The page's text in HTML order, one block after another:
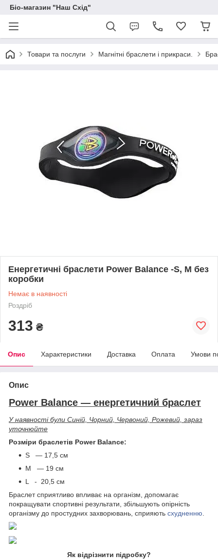
Біо-магазин "Наш Схід"
Товари та послуги Магнітні браслети і прикраси.
Енергетичні браслети Power Balance -S, М без
коробки
Немає в наявності
Роздріб
313 ₴
Опис Характеристики Доставка Оплата Умови
Опис
Power Balance — енергетичний браслет
У наявності були Синій, Чорний, Червоний, Рожевий, зараз
уточнюйте
Розміри браслетів Power Balance:
S — 17,5 см
M — 19 см
L - 20,5 см
Браслет сприятливо впливає на організм, допомагає
покращувати спортивні результати, збільшують опірність
організму до простудних захворювань, сприяють схудненню.
Як відрізнити підробку?